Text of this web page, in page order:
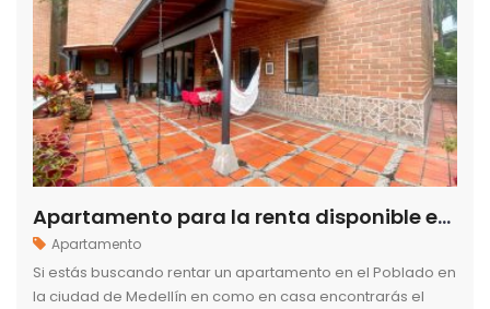
Apartamento para la renta disponible en la ciudad de Medellín barrio El Poblado
Apartamento
Si estás buscando rentar un apartamento en el Poblado en
la ciudad de Medellín en como en casa encontrarás el